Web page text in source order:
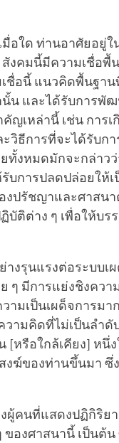
อใด ท่านอาศัยอยู่ใ
งคมนี้มีความเชื่อพื้
เชื่อนี้ แนวคิดพื้นฐา
นั้น และได้รับการพั
ญเหล่านี้ เช่น การเ
วิธีการที่จะได้รับก
ทั้งหมดมักจะกล่าว
บการปลดปล่อยให้
ปรัชญาและศาสนา
ติต่าง ๆ เพื่อให้บร
งรุนแรงต่อระบบเ
ๆ มีการแย่งชิงควา
ามเป็นเผด็จการมา
วามคิดที่ไม่เป็นลำ
[หรือใกล้เคียง] หนึ่
งฆ์ของท่านขึ้นมา ซึ่
ผู้คนที่แสดงปฏิกิริย
องศาสนานี้ เป็นต้น